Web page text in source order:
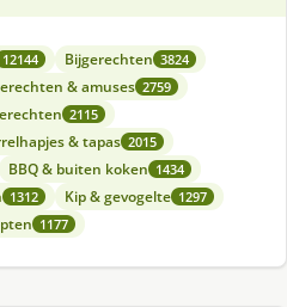
12144 Bijgerechten 3824
& amuses 2759
2115
& tapas 2015
BBQ & buiten koken 1434
1312 Kip & gevogelte 1297
1177